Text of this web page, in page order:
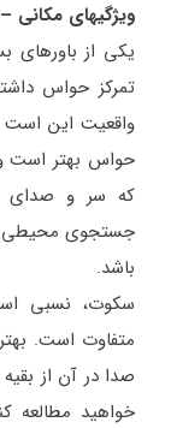
ویژگیهای
یکی از باورهای
تمرکز حواس
واقعیت این است
حواس بهتر است
که سر و صدای
جستجوی محیطی
باشد.
سکوت، نسبی
متفاوت است.
صدا در آن از
خواهید مطالعه